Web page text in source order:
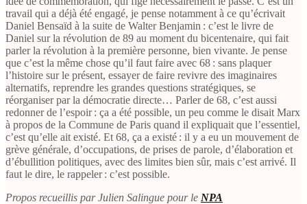
travail qui a déjà été engagé, je pense notamment à ce qu’écrivait
Daniel Bensaïd à la suite de Walter Benjamin : c’est le livre de
Daniel sur la révolution de 89 au moment du bicentenaire, qui fait
parler la révolution à la première personne, bien vivante. Je pense
que c’est la même chose qu’il faut faire avec 68 : sans plaquer
l’histoire sur le présent, essayer de faire revivre des imaginaires
alternatifs, reprendre les grandes questions stratégiques, se
réorganiser par la démocratie directe… Parler de 68, c’est aussi
redonner de l’espoir : ça a été possible, un peu comme le disait Marx
à propos de la Commune de Paris quand il expliquait que l’essentiel,
c’est qu’elle ait existé. Et 68, ça a existé : il y a eu un mouvement de
grève générale, d’occupations, de prises de parole, d’élaboration et
d’ébullition politiques, avec des limites bien sûr, mais c’est arrivé. Il
faut le dire, le rappeler : c’est possible.
Propos recueillis par Julien Salingue pour le NPA